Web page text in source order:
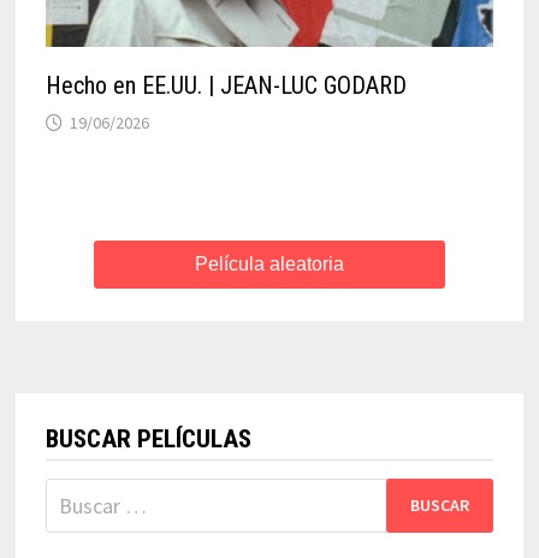
Hecho en EE.UU. | JEAN-LUC GODARD
19/06/2026
Película aleatoria
BUSCAR PELÍCULAS
Buscar: